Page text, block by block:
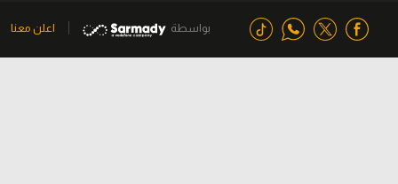
بواسطة اعلن معنا